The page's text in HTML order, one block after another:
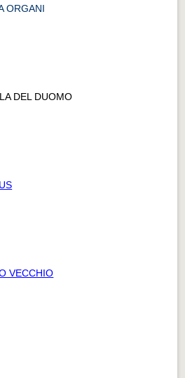
ORGANI
DEL DUOMO
VECCHIO